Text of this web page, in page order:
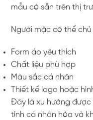
mẫu có sẵn trên thị
Người mặc có thể
Form áo yêu thích
Chất liệu phù hợp
Màu sắc cá nhân
Thiết kế logo hoặc
Đây là xu hướng được
tính cá nhân hóa và